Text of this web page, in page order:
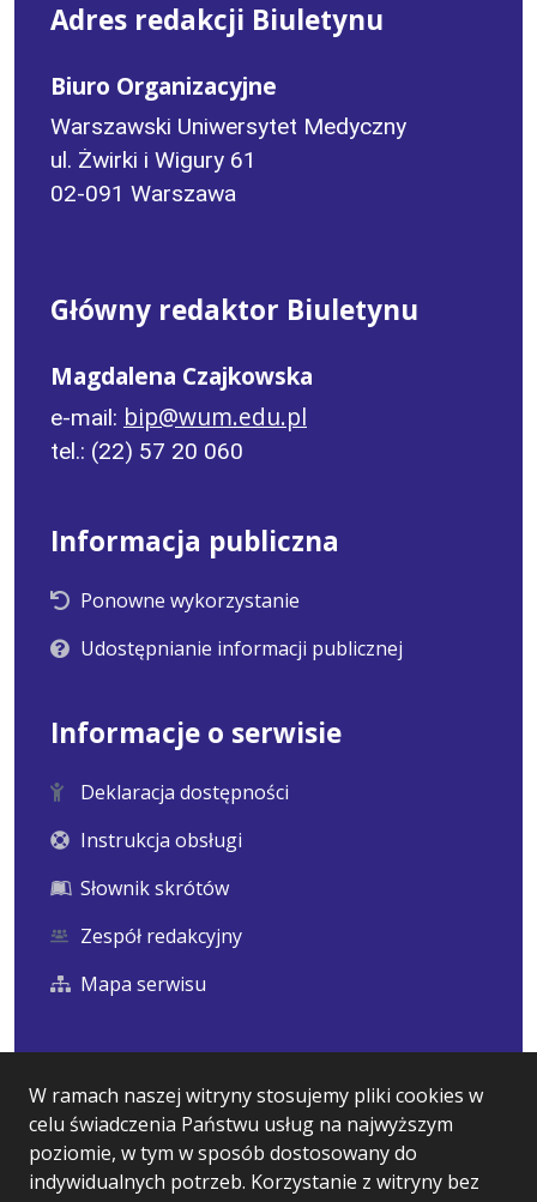
W ramach naszej witryny stosujemy pliki cookies w
celu świadczenia Państwu usług na najwyższym
poziomie, w tym w sposób dostosowany do
indywidualnych potrzeb. Korzystanie z witryny bez
Adres redakcji Biuletynu
Biuro Organizacyjne
Warszawski Uniwersytet Medyczny
ul. Żwirki i Wigury 61
02-091 Warszawa
Główny redaktor Biuletynu
Magdalena Czajkowska
e-mail: bip@wum.edu.pl
tel.: (22) 57 20 060
Informacja publiczna
Ponowne wykorzystanie
Udostępnianie informacji publicznej
Informacje o serwisie
Deklaracja dostępności
Instrukcja obsługi
Słownik skrótów
Zespół redakcyjny
Mapa serwisu
Statystyki oglądalności
Ostatnio dodane